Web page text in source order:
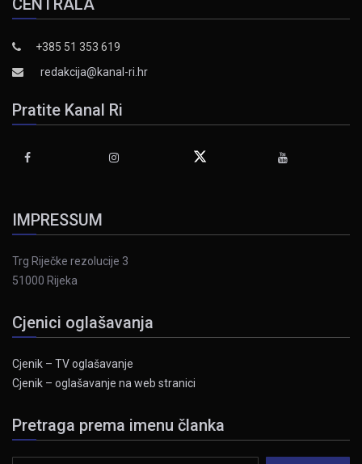
CENTRALA
+385 51 353 619
redakcija@kanal-ri.hr
Pratite Kanal Ri
IMPRESSUM
Trg Riječke rezolucije 3
51000 Rijeka
Cjenici oglašavanja
Cjenik – TV oglašavanje
Cjenik – oglašavanje na web stranici
Pretraga prema imenu članka